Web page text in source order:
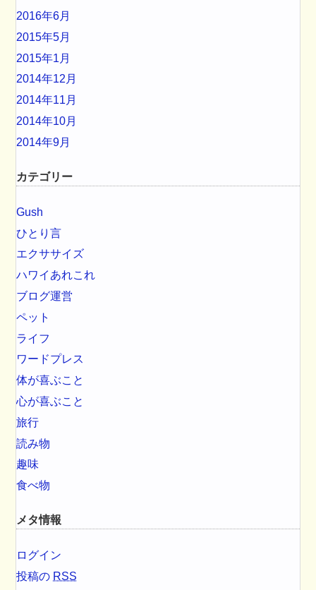
2016年6月
2015年5月
2015年1月
2014年12月
2014年11月
2014年10月
2014年9月
カテゴリー
Gush
ひとり言
エクササイズ
ハワイあれこれ
ブログ運営
ペット
ライフ
ワードプレス
体が喜ぶこと
心が喜ぶこと
旅行
読み物
趣味
食べ物
メタ情報
ログイン
投稿の RSS